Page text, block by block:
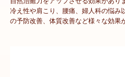
EMS
冷え性や肩こり、腰痛、婦人科の悩み
の予防改善、体質改善など様々な効果